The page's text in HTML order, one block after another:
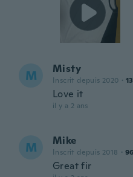
M Misty
Inscrit depuis 2020 ·
Love it
il y a 2 ans
M Mike
Inscrit depuis 2018 · 96
Great fir